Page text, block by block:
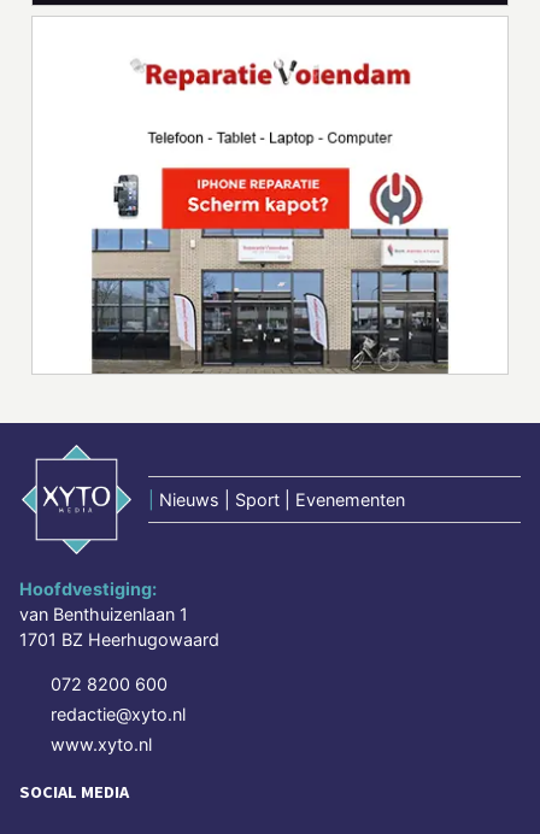
Nieuws | Sport | Evenementen
Hoofdvestiging:
van Benthuizenlaan 1
1701 BZ Heerhugowaard
072 8200 600
redactie@xyto.nl
www.xyto.nl
SOCIAL MEDIA